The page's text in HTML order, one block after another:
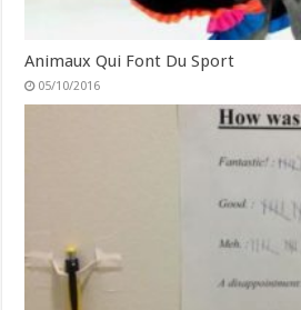
Animaux Qui Font Du Sport
05/10/2016